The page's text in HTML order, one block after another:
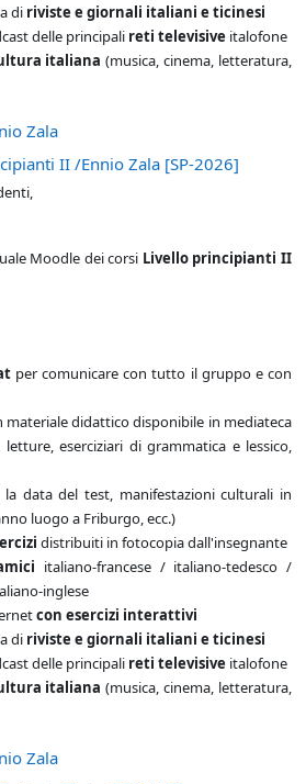
di riviste e giornali italiani e ticinesi
delle principali reti televisive italofone
italiana (musica, cinema, letteratura,
Zala
II /Ennio Zala [SP-2026]
Moodle dei corsi Livello principianti II
per comunicare con tutto il gruppo e con
materiale didattico disponibile in mediateca
letture, eserciziari di grammatica e lessico,
data del test, manifestazioni culturali in
luogo a Friburgo, ecc.)
distribuiti in fotocopia dall'insegnante
italiano-francese / italiano-tedesco /
inglese
con esercizi interattivi
di riviste e giornali italiani e ticinesi
delle principali reti televisive italofone
italiana (musica, cinema, letteratura,
Zala